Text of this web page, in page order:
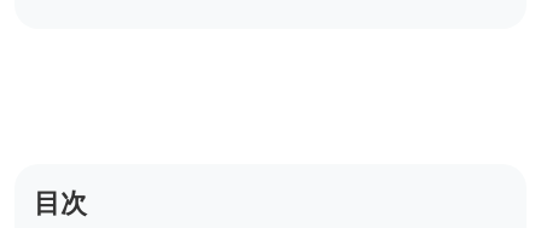
ケアポケとは
目次